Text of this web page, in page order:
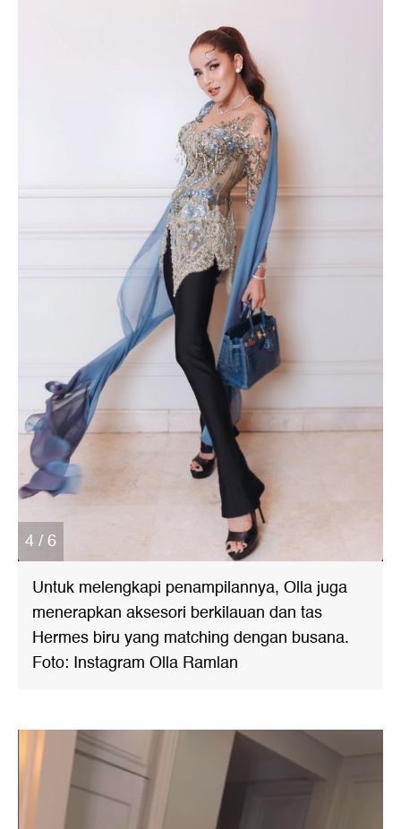
4 / 6
Untuk melengkapi penampilannya, Olla juga
menerapkan aksesori berkilauan dan tas
Hermes biru yang matching dengan busana.
Foto: Instagram Olla Ramlan